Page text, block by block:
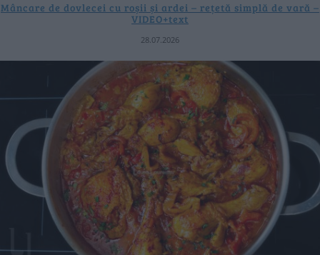
Mâncare de dovlecei cu roșii și ardei – rețetă simplă de vară –
VIDEO+text
28.07.2026